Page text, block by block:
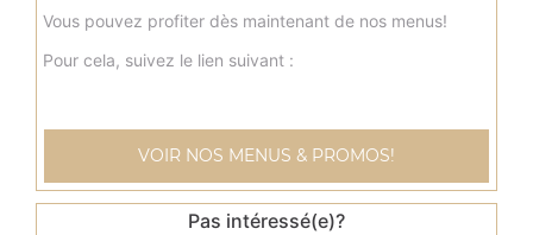
menu tacos, menu tacos mexicain, menu tacos cannibal, ...
+
Vous pouvez profiter dès maintenant de nos menus!
Pour cela, suivez le lien suivant :
VOIR NOS MENUS & PROMOS!
Pas intéressé(e)?